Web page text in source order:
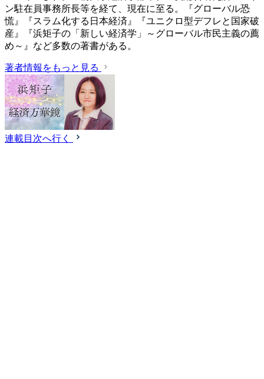
ン駐在員事務所長等を経て、現在に至る。『グローバル恐
慌』『スラム化する日本経済』『ユニクロ型デフレと国家破
産』『浜矩子の「新しい経済学」～グローバル市民主義の薦
め～』など多数の著書がある。
著者情報をもっと見る
連載目次へ行く